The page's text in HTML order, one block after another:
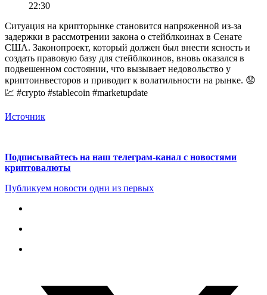
22:30
Ситуация на крипторынке становится напряженной из-за
задержки в рассмотрении закона о стейблкоинах в Сенате
США. Законопроект, который должен был внести ясность и
создать правовую базу для стейблкоинов, вновь оказался в
подвешенном состоянии, что вызывает недовольство у
криптоинвесторов и приводит к волатильности на рынке. 😟
💹 #crypto #stablecoin #marketupdate
Источник
Подписывайтесь на наш телеграм-канал с новостями
криптовалюты
Публикуем новости одни из первых